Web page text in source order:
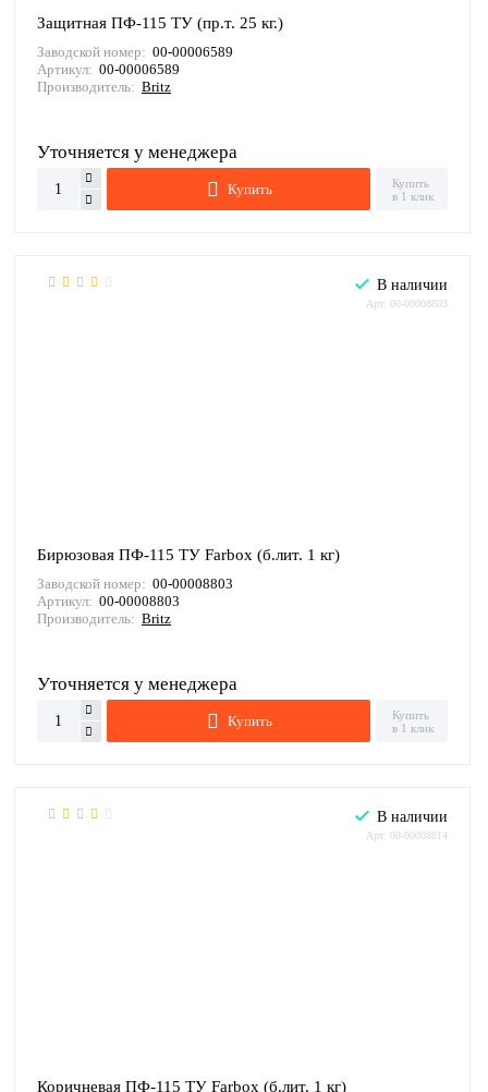
Защитная ПФ-115 ТУ (пр.т. 25 кг.)
Заводской номер: 00-00006589
Артикул: 00-00006589
Производитель: Britz
Уточняется у менеджера
Купить
Купить
в 1 клик
В наличии
Арт: 00-00008803
Бирюзовая ПФ-115 ТУ Farbox (б.лит. 1 кг)
Заводской номер: 00-00008803
Артикул: 00-00008803
Производитель: Britz
Уточняется у менеджера
Купить
Купить
в 1 клик
В наличии
Арт: 00-00008814
Коричневая ПФ-115 ТУ Farbox (б.лит. 1 кг)